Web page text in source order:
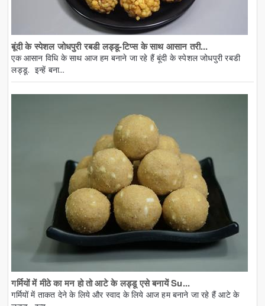
बूंदी के स्पेशल जोधपुरी रबडी लड्डू-टिप्स के साथ आसान तरी...
एक आसान विधि के साथ आज हम बनाने जा रहे हैं बूंदी के स्पेशल जोधपुरी रबडी
लड्डू. इन्हें बना...
गर्मियों में मीठे का मन हो तो आटे के लड्डू एसे बनायें Su...
गर्मियों में ताकत देने के लिये और स्वाद के लिये आज हम बनाने जा रहे हैं आटे के